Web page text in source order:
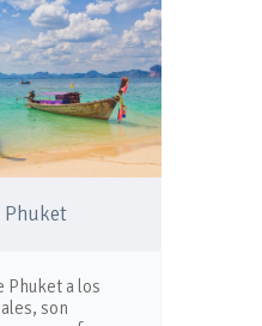
Phuket
Phuket a los
son